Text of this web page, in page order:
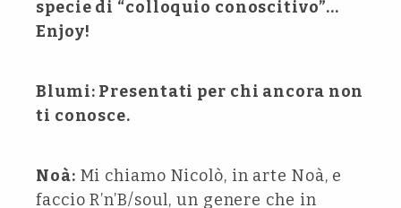
specie di “colloquio conoscitivo”…
Enjoy!
Blumi: Presentati per chi ancora non
ti conosce.
Noà: Mi chiamo Nicolò, in arte Noà, e
faccio R’n’B/soul, un genere che in